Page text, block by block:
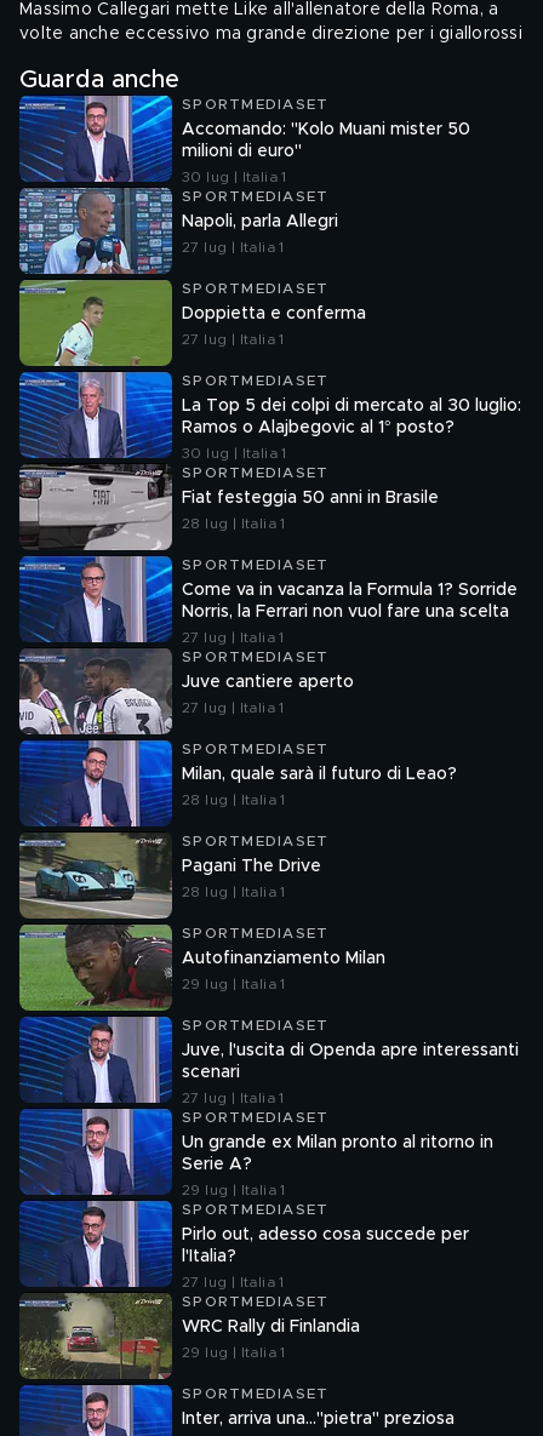
Massimo Callegari mette Like all'allenatore della Roma, a
volte anche eccessivo ma grande direzione per i giallorossi
Guarda anche
SPORTMEDIASET
Accomando: "Kolo Muani mister 50
milioni di euro"
30 lug | Italia 1
SPORTMEDIASET
Napoli, parla Allegri
27 lug | Italia 1
SPORTMEDIASET
Doppietta e conferma
27 lug | Italia 1
SPORTMEDIASET
La Top 5 dei colpi di mercato al 30 luglio:
Ramos o Alajbegovic al 1° posto?
30 lug | Italia 1
SPORTMEDIASET
Fiat festeggia 50 anni in Brasile
28 lug | Italia 1
SPORTMEDIASET
Come va in vacanza la Formula 1? Sorride
Norris, la Ferrari non vuol fare una scelta
27 lug | Italia 1
SPORTMEDIASET
Juve cantiere aperto
27 lug | Italia 1
SPORTMEDIASET
Milan, quale sarà il futuro di Leao?
28 lug | Italia 1
SPORTMEDIASET
Pagani The Drive
28 lug | Italia 1
SPORTMEDIASET
Autofinanziamento Milan
29 lug | Italia 1
SPORTMEDIASET
Juve, l'uscita di Openda apre interessanti
scenari
27 lug | Italia 1
SPORTMEDIASET
Un grande ex Milan pronto al ritorno in
Serie A?
29 lug | Italia 1
SPORTMEDIASET
Pirlo out, adesso cosa succede per
l'Italia?
27 lug | Italia 1
SPORTMEDIASET
WRC Rally di Finlandia
29 lug | Italia 1
SPORTMEDIASET
Inter, arriva una..."pietra" preziosa